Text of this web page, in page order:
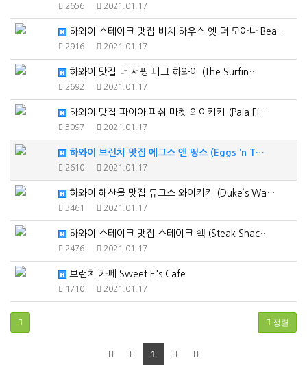
2656 2021.01.17
하와이 스테이크 맛집 비치 하우스 엣 더 모아나 Bea…
2916 2021.01.17
하와이 맛집 더 서핑 피그 하와이 (The Surfin…
2692 2021.01.17
하와이 맛집 파이아 피쉬 마켓 와이키키 (Paia Fi…
3097 2021.01.17
하와이 브런치 맛집 에그스 앤 띵스 (Eggs ‘n T…
2610 2021.01.17
하와이 해산물 맛집 듀크스 와이키키 (Duke’s Wa…
3461 2021.01.17
하와이 스테이크 맛집 스테이크 쉑 (Steak Shac…
2476 2021.01.17
브런치 카페 Sweet E's Cafe
1710 2021.01.17
정렬
1